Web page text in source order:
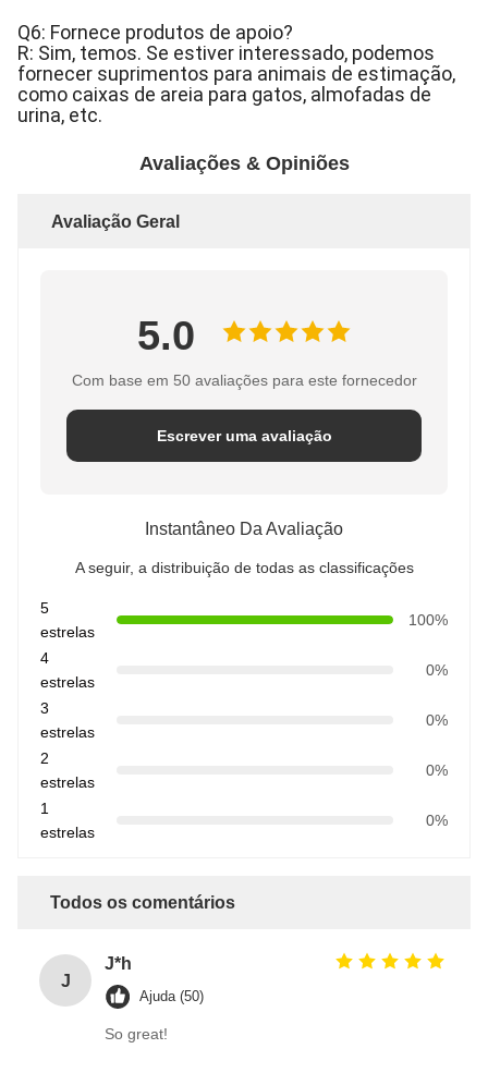
Q6: Fornece produtos de apoio?
R: Sim, temos. Se estiver interessado, podemos
fornecer suprimentos para animais de estimação,
como caixas de areia para gatos, almofadas de
urina, etc.
Avaliações & Opiniões
Avaliação Geral
5.0
Com base em 50 avaliações para este fornecedor
Escrever uma avaliação
Instantâneo Da Avaliação
A seguir, a distribuição de todas as classificações
5
estrelas
100%
4
estrelas
0%
3
estrelas
0%
2
estrelas
0%
1
estrelas
0%
Todos os comentários
J
J*h
Ajuda (50)
So great!